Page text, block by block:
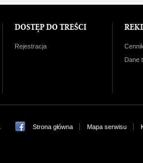
DOSTĘP DO TREŚCI
Rejestracja
Dane
Strona główna Mapa serwisu